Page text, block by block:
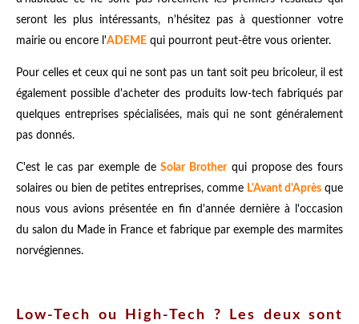
seront les plus intéressants, n'hésitez pas à questionner votre
mairie ou encore l'ADEME qui pourront peut-être vous orienter.
Pour celles et ceux qui ne sont pas un tant soit peu bricoleur, il est
également possible d'acheter des produits low-tech fabriqués par
quelques entreprises spécialisées, mais qui ne sont généralement
pas donnés.
C'est le cas par exemple deSolar Brotherqui propose des fours
solaires ou bien de petites entreprises, comme L'Avant d'Après que
nous vous avions présentée en fin d'année dernière à l'occasion
du salon du Made in France et fabrique par exemple des marmites
norvégiennes.
Low-Tech ou High-Tech ? Les deux sont